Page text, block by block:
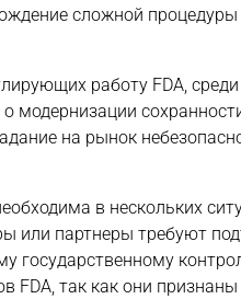
сложной
работу FDA,
модернизации
на рынок
в нескольких
или партнеры требуют
государственному
FDA, так как они